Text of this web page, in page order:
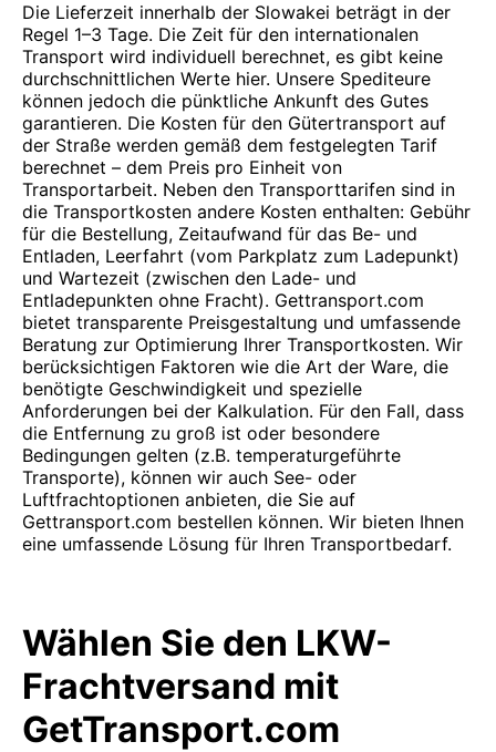
Die Lieferzeit innerhalb der Slowakei beträgt in der
Regel 1–3 Tage. Die Zeit für den internationalen
Transport wird individuell berechnet, es gibt keine
durchschnittlichen Werte hier. Unsere Spediteure
können jedoch die pünktliche Ankunft des Gutes
garantieren. Die Kosten für den Gütertransport auf
der Straße werden gemäß dem festgelegten Tarif
berechnet – dem Preis pro Einheit von
Transportarbeit. Neben den Transporttarifen sind in
die Transportkosten andere Kosten enthalten: Gebühr
für die Bestellung, Zeitaufwand für das Be- und
Entladen, Leerfahrt (vom Parkplatz zum Ladepunkt)
und Wartezeit (zwischen den Lade- und
Entladepunkten ohne Fracht). Gettransport.com
bietet transparente Preisgestaltung und umfassende
Beratung zur Optimierung Ihrer Transportkosten. Wir
berücksichtigen Faktoren wie die Art der Ware, die
benötigte Geschwindigkeit und spezielle
Anforderungen bei der Kalkulation. Für den Fall, dass
die Entfernung zu groß ist oder besondere
Bedingungen gelten (z.B. temperaturgeführte
Transporte), können wir auch See- oder
Luftfrachtoptionen anbieten, die Sie auf
Gettransport.com bestellen können. Wir bieten Ihnen
eine umfassende Lösung für Ihren Transportbedarf.
Wählen Sie den LKW-
Frachtversand mit
GetTransport.com